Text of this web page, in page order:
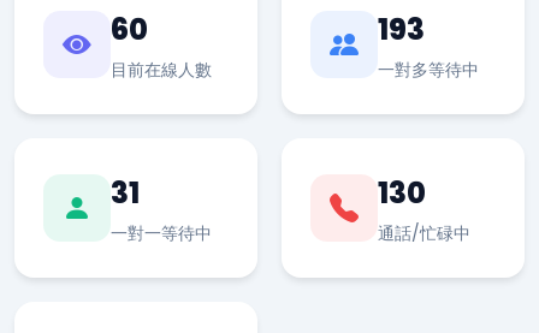
60
目前在線人數
193
一對多等待中
31
一對一等待中
130
通話/忙碌中